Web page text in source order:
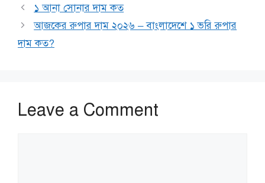
১ আনা সোনার দাম কত
আজকের রুপার দাম ২০২৬ – বাংলাদেশে ১ ভরি রুপার
দাম কত?
Leave a Comment